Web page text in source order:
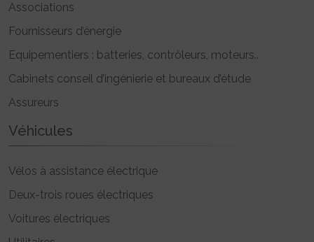
Associations
Fournisseurs d’énergie
Equipementiers : batteries, contrôleurs, moteurs..
Cabinets conseil d’ingénierie et bureaux d’étude
Assureurs
Véhicules
Vélos à assistance électrique
Deux-trois roues électriques
Voitures électriques